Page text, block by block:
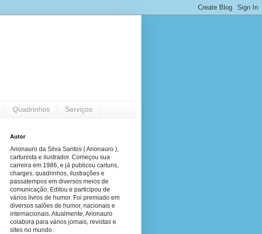
Quadrinhos Serviços
Autor
Arionauro da Silva Santos ( Arionauro ),
cartunista e ilustrador. Começou sua
carreira em 1986, e já publicou cartuns,
charges, quadrinhos, ilustrações e
passatempos em diversos meios de
comunicação. Editou e participou de
vários livros de humor. Foi premiado em
diversos salões de humor, nacionais e
internacionais. Atualmente, Arionauro
colabora para vários jornais, revistas e
sites no mundo.